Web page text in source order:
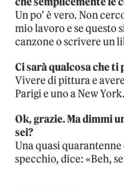
Un po’ è vero. Non
mio lavoro e se questo
canzone o scrivere un
Ci sarà qualcosa che
Vivere di pittura e
Parigi e uno a New
Ok, grazie. Ma dimmi
sei?
Una quasi
specchio, dice: «Beh,